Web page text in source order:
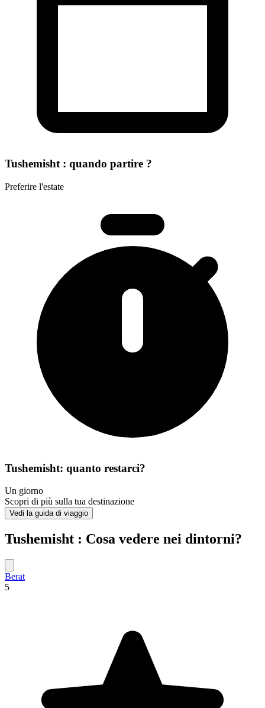
Tushemisht : quando partire ?
Preferire l'estate
Tushemisht: quanto restarci?
Un giorno
Scopri di più sulla tua destinazione
Vedi la guida di viaggio
Tushemisht : Cosa vedere nei dintorni?
Berat
5